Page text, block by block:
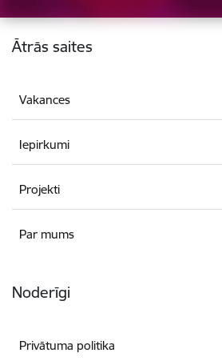
Kājene
Ātrās saites
Vakances
Iepirkumi
Projekti
Par mums
Noderīgi
Privātuma politika